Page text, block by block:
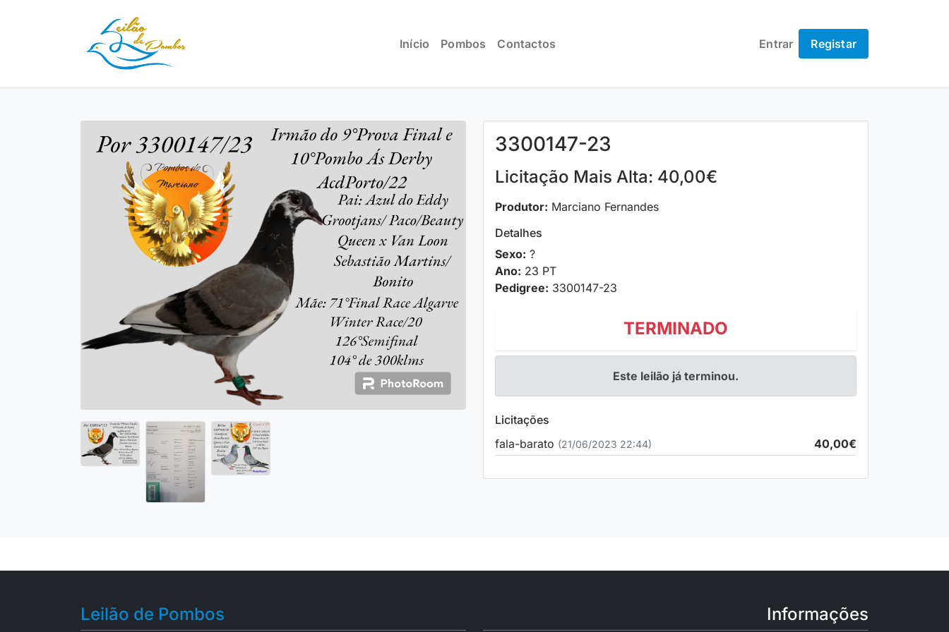
Início Pombos Contactos Entrar Registar
3300147-23
Licitação Mais Alta: 40,00€
Produtor: Marciano Fernandes
Detalhes
Sexo: ?
Ano: 23 PT
Pedigree: 3300147-23
TERMINADO
Este leilão já terminou.
Licitações
fala-barato (21/06/2023 22:44) 40,00€
Leilão de Pombos Informações